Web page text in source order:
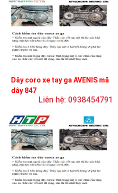
Dây coro xe tay ga AVENIS mã
dây 847
Liên hệ: 0938454791